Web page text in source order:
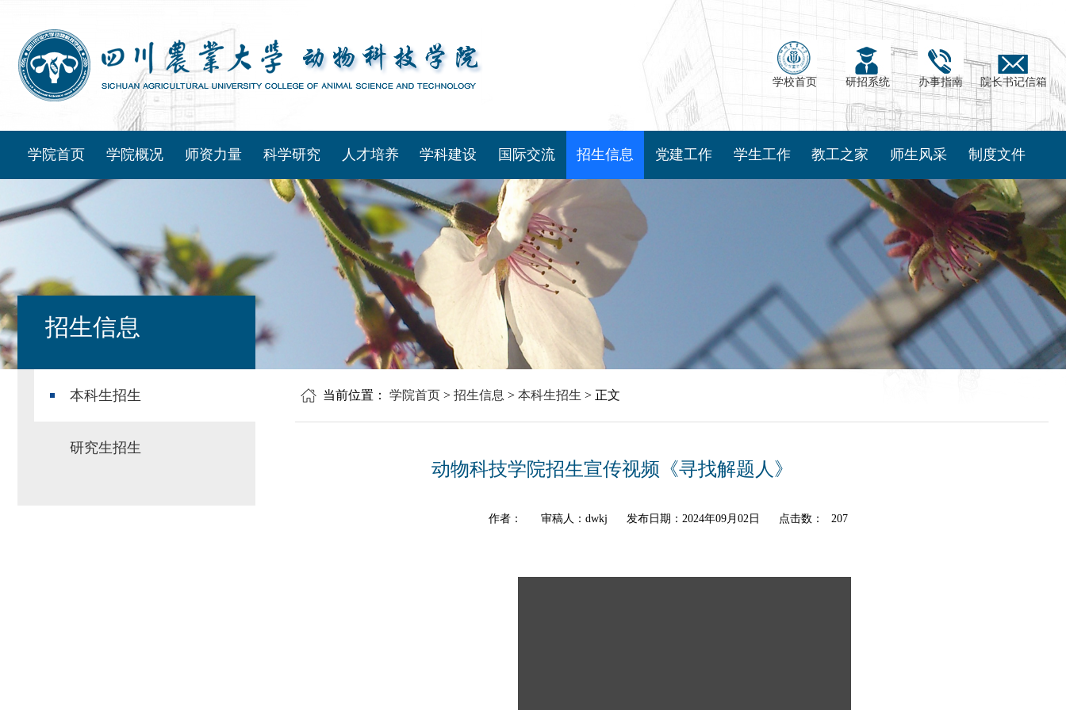
学校首页 研招系统 办事指南 院长书记信箱
学院首页 学院概况 师资力量 科学研究 人才培养 学科建设 国际交流 招生信息 党建工作 学生工作 教工之家 师生风采 制度文件
招生信息
本科生招生
研究生招生
当前位置： 学院首页 > 招生信息 > 本科生招生 > 正文
动物科技学院招生宣传视频《寻找解题人》
作者： 审稿人：dwkj 发布日期：2024年09月02日 点击数： 207